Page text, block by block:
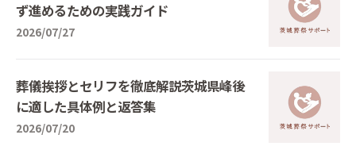
ず進めるための実践ガイド
2026/07/27
葬儀挨拶とセリフを徹底解説茨城県峰後
に適した具体例と返答集
2026/07/20